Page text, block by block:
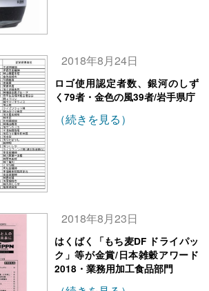
2018年8月24日
ロゴ使用認定者数、銀河のしず
く79者・金色の風39者/岩手県庁
（続きを見る）
2018年8月23日
はくばく「もち麦DF ドライパッ
ク」等が金賞/日本雑穀アワード
2018・業務用加工食品部門